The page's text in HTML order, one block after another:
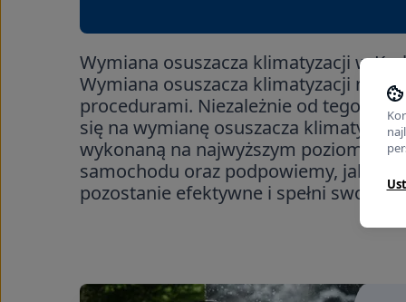
Wymiana osuszacza klimatyzacji w
Wymiana osuszacza klimatyzacji
procedurami. Niezależnie od tego,
się na wymianę osuszacza
wykonaną na najwyższym poziomie.
samochodu oraz podpowiemy, jak
pozostanie efektywne i spełni swoją